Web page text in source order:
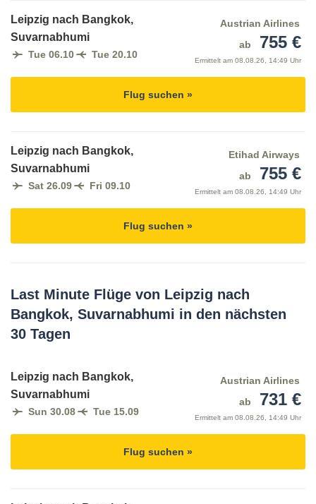
Leipzig nach Bangkok,
Suvarnabhumi
Tue 06.10 Tue 20.10
Austrian Airlines
ab
755 €
Ermittelt am 08.08.26, 14:49 Uhr
Flug suchen »
Leipzig nach Bangkok,
Suvarnabhumi
Sat 26.09 Fri 09.10
Etihad Airways
ab
755 €
Ermittelt am 08.08.26, 14:49 Uhr
Flug suchen »
Last Minute Flüge von Leipzig nach
Bangkok, Suvarnabhumi in den nächsten
30 Tagen
Leipzig nach Bangkok,
Suvarnabhumi
Sun 30.08 Tue 15.09
Austrian Airlines
ab
731 €
Ermittelt am 08.08.26, 14:49 Uhr
Flug suchen »